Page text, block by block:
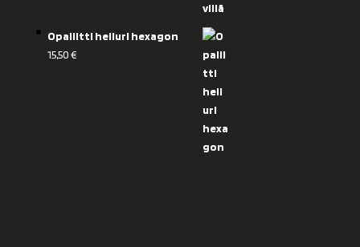
Opaliitti heiluri hexagon
15,50€